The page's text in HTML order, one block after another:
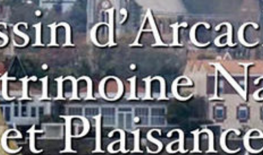
BASSIN
Un site pour les inconditionnels des
bateaux et de l'histoire du bassin
d'Arcachon